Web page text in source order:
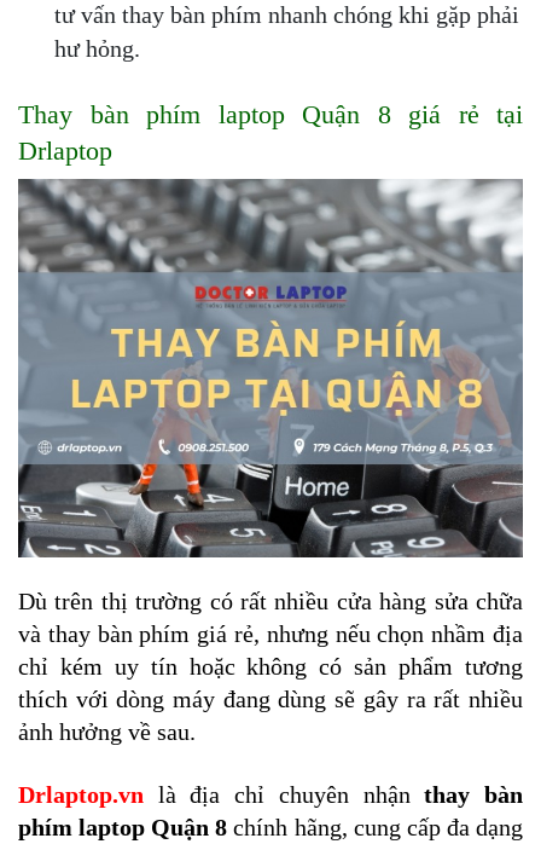
tư vấn thay bàn phím nhanh chóng khi gặp phải
hư hỏng.
Thay bàn phím laptop Quận 8 giá rẻ tại
Drlaptop
Dù trên thị trường có rất nhiều cửa hàng sửa chữa
và thay bàn phím giá rẻ, nhưng nếu chọn nhầm địa
chỉ kém uy tín hoặc không có sản phẩm tương
thích với dòng máy đang dùng sẽ gây ra rất nhiều
ảnh hưởng về sau.
Drlaptop.vn là địa chỉ chuyên nhận thay bàn
phím laptop Quận 8 chính hãng, cung cấp đa dạng